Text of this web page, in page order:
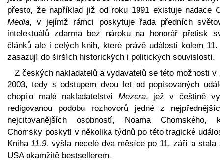
přesto, že například již od roku 1991 existuje nadace
Media, v jejímž rámci poskytuje řada předních
intelektuálů zdarma bez nároku na honorář přetisk
článků ale i celých knih, které právě události kolem
zasazují do širších historických i politických souvislostí.
Z českých nakladatelů a vydavatelů se této možnosti v
2003, tedy s odstupem dvou let od popisovaných
chopilo malé nakladatelství Mezera, jež v češtině
redigovanou podobu rozhovorů jedné z
nejcitovanějších osobností, Noama Chomského,
Chomsky poskytl v několika týdnů po této tragické
Kniha 11.9. vyšla necelé dva měsíce po 11. září a stala
USA okamžitě bestsellerem.